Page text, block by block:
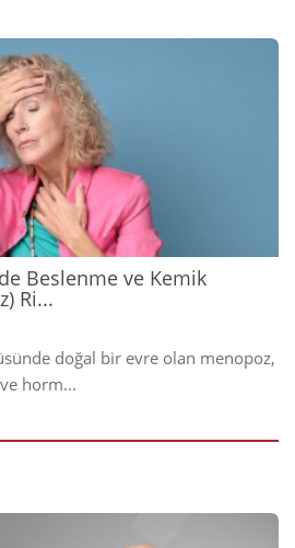
Beslenme ve Kemik
Ri...
doğal bir evre olan menopoz,
horm...